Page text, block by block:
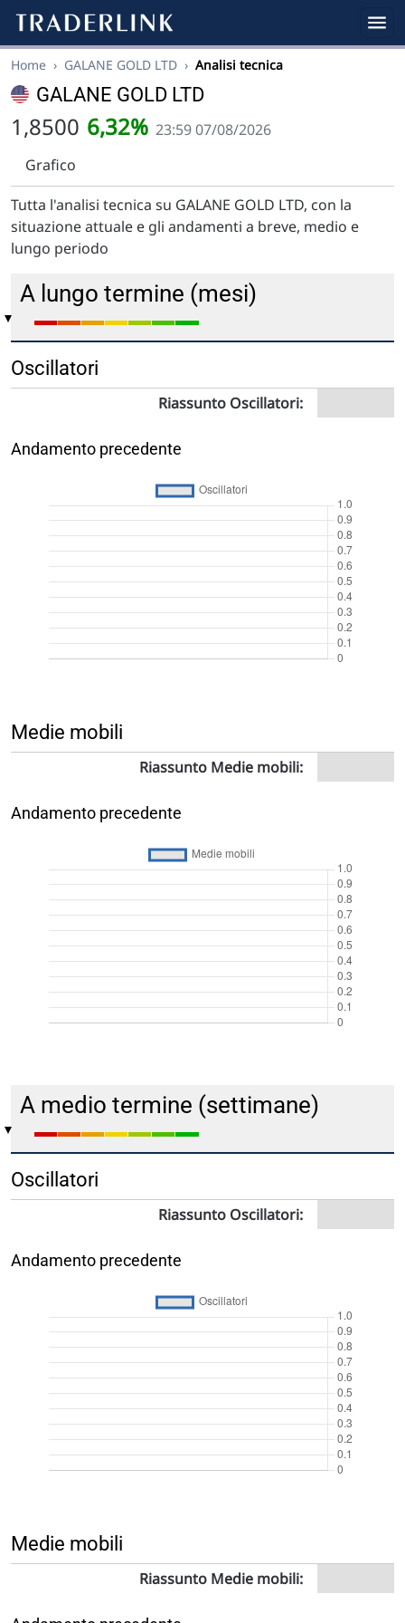
Home › GALANE GOLD LTD › Analisi tecnica
GALANE GOLD LTD
1,8500 6,32% 23:59 07/08/2026
Grafico
Tutta l'analisi tecnica su GALANE GOLD LTD, con la
situazione attuale e gli andamenti a breve, medio e
lungo periodo
A lungo termine (mesi)
Oscillatori
Riassunto Oscillatori:
Andamento precedente
Medie mobili
Riassunto Medie mobili:
Andamento precedente
A medio termine (settimane)
Oscillatori
Riassunto Oscillatori:
Andamento precedente
Medie mobili
Riassunto Medie mobili: